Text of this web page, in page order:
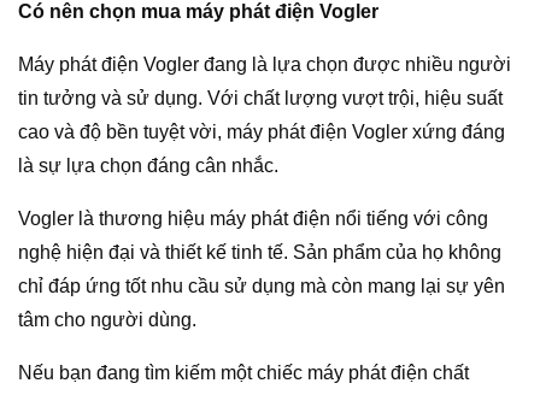
Có nên chọn mua máy phát điện Vogler
Máy phát điện Vogler đang là lựa chọn được nhiều người
tin tưởng và sử dụng. Với chất lượng vượt trội, hiệu suất
cao và độ bền tuyệt vời, máy phát điện Vogler xứng đáng
là sự lựa chọn đáng cân nhắc.
Vogler là thương hiệu máy phát điện nổi tiếng với công
nghệ hiện đại và thiết kế tinh tế. Sản phẩm của họ không
chỉ đáp ứng tốt nhu cầu sử dụng mà còn mang lại sự yên
tâm cho người dùng.
Nếu bạn đang tìm kiếm một chiếc máy phát điện chất